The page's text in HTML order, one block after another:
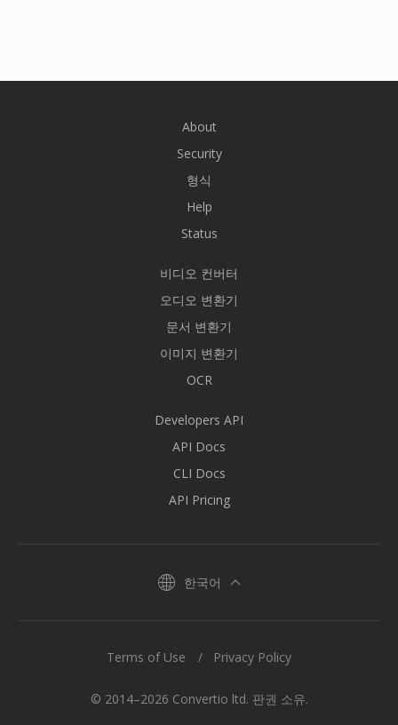
About
Security
형식
Help
Status
비디오 컨버터
오디오 변환기
문서 변환기
이미지 변환기
OCR
Developers API
API Docs
CLI Docs
API Pricing
한국어
© 2014–2026 Convertio ltd. 판권 소유.
Terms of Use Privacy Policy